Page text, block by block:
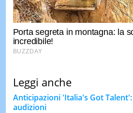
Leggi anche
Anticipazioni 'Italia's Got
audizioni